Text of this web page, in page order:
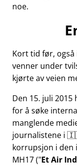
noe.
Kort tid før, også
venner under
kjørte av veien
Den 15. juli
for å søke
manglende
journalistene i
korrupsjon i den
MH17( Et Air